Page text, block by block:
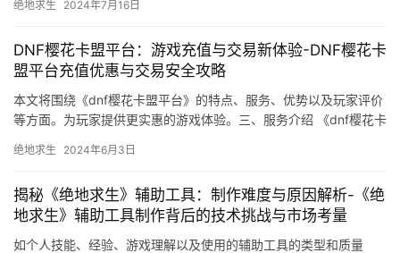
绝地求生 2024年7月16日
DNF樱花卡盟平台：游戏充值与交易新体验-DNF樱花卡
盟平台充值优惠与交易安全攻略
本文将围绕《dnf樱花卡盟平台》的特点、服务、优势以及玩家评价
等方面。为玩家提供更实惠的游戏体验。三、服务介绍 《dnf樱花卡
绝地求生 2024年6月3日
揭秘《绝地求生》辅助工具：制作难度与原因解析-《绝
地求生》辅助工具制作背后的技术挑战与市场考量
如个人技能、经验、游戏理解以及使用的辅助工具的类型和质量